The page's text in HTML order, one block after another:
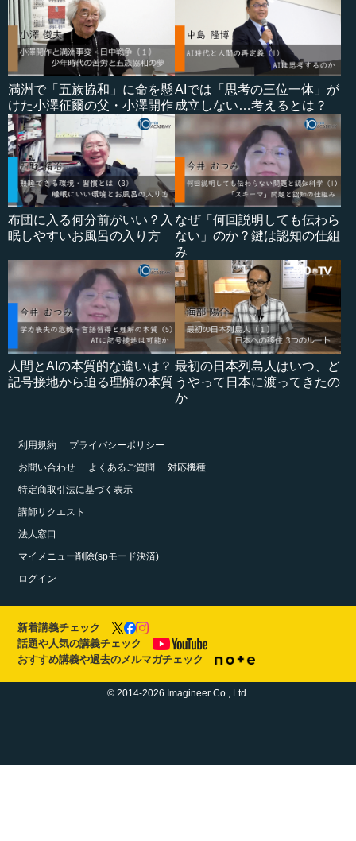
満洲で「五族協和」に命を懸
けた小澤征爾の父・小澤開作
AIでは「思考の三位一体」が
成立しない…考えるとは？
布団に入る何分前がいい？入
眠しやすいお風呂の入り方
なぜ「何回説明しても伝わら
ない」のか？鍵は認知の仕組
み
人間とAIの本質的な違いは？
記号接地から迫る理解の本質
最初の日本列島人はいつ、ど
うやって日本に渡ってきたの
か
利用規約
プライバシーポリシー
お問い合わせ
よくあるご質問
対応機種
特定商取引法に基づく表示
講師リクエスト
法人窓口
マイメニュー削除(spモード決済)
ログイン
新着講義チェック
話題や人気の講義チェック
おすすめ講義や過去のメルマガチェック
© 2014-2026 Imagineer Co., Ltd.